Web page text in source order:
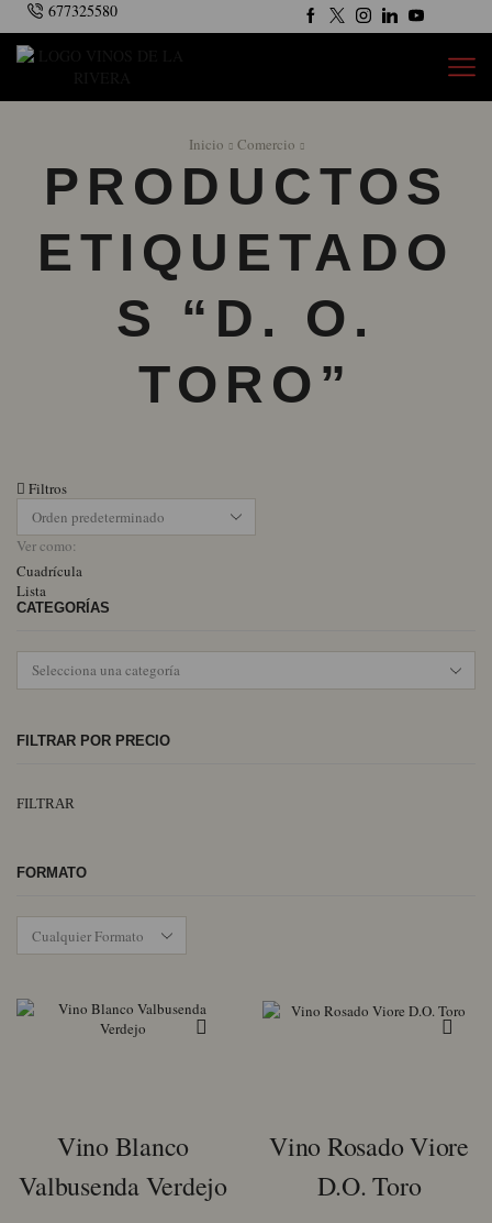
677325580
Inicio Comercio
PRODUCTOS
ETIQUETADO
S “D. O.
TORO”
Filtros
Ver como:
Cuadrícula
Lista
CATEGORÍAS
FILTRAR POR PRECIO
FILTRAR
FORMATO
Vino Blanco
Valbusenda Verdejo
Vino Rosado Viore
D.O. Toro